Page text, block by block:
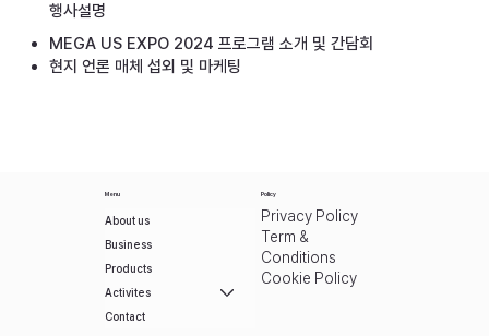
행사설명
MEGA US EXPO 2024 프로그램 소개 및 간담회
현지 언론 매체 섭외 및 마케팅
Menu
About us
Business
Products
Activites
Contact
Policy
Privacy Policy
Term &
Conditions
Cookie Policy